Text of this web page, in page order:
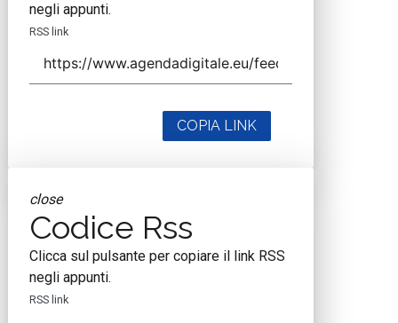
negli appunti.
RSS link
COPIA LINK
close
Codice Rss
Clicca sul pulsante per copiare il link RSS
negli appunti.
RSS link